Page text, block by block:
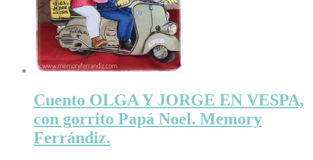
Cuento OLGA Y JORGE EN VESPA,
con gorrito Papá Noel. Memory
Ferrándiz.